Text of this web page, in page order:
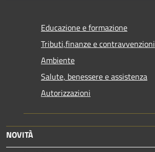
Educazione e formazione
Tributi,finanze e contravvenzioni
Ambiente
Salute, benessere e assistenza
Autorizzazioni
NOVITÀ